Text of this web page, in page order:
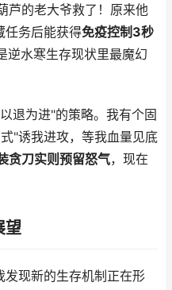
芦的老大爷救了！原来他
任务后能获得免疫控制3秒
逆水寒生存现状里最魔幻
退为进"的策略。我有个固
"诱我进攻，等我血量见底
贪刀实则预留怒气，现在
望
发现新的生存机制正在形